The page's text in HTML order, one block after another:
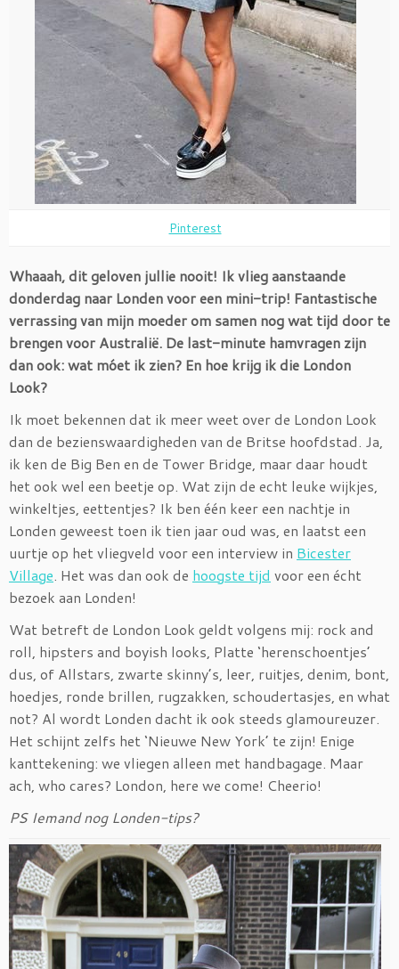
Pinterest
Whaaah, dit geloven jullie nooit! Ik vlieg aanstaande
donderdag naar Londen voor een mini-trip! Fantastische
verrassing van mijn moeder om samen nog wat tijd door te
brengen voor Australië. De last-minute hamvragen zijn
dan ook: wat móet ik zien? En hoe krijg ik die London
Look?
Ik moet bekennen dat ik meer weet over de London Look
dan de bezienswaardigheden van de Britse hoofdstad. Ja,
ik ken de Big Ben en de Tower Bridge, maar daar houdt
het ook wel een beetje op. Wat zijn de echt leuke wijkjes,
winkeltjes, eettentjes? Ik ben één keer een nachtje in
Londen geweest toen ik tien jaar oud was, en laatst een
uurtje op het vliegveld voor een interview in Bicester
Village. Het was dan ook de hoogste tijd voor een écht
bezoek aan Londen!
Wat betreft de London Look geldt volgens mij: rock and
roll, hipsters and boyish looks, Platte ‘herenschoentjes’
dus, of Allstars, zwarte skinny’s, leer, ruitjes, denim, bont,
hoedjes, ronde brillen, rugzakken, schoudertasjes, en what
not? Al wordt Londen dacht ik ook steeds glamoureuzer.
Het schijnt zelfs het ‘Nieuwe New York’ te zijn! Enige
kanttekening: we vliegen alleen met handbagage. Maar
ach, who cares? London, here we come! Cheerio!
PS Iemand nog Londen-tips?